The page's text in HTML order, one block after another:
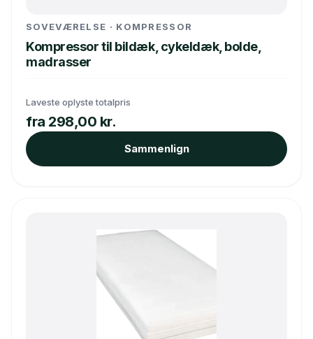
SOVEVÆRELSE · KOMPRESSOR
Kompressor til bildæk, cykeldæk, bolde,
madrasser
Laveste oplyste totalpris
fra 298,00 kr.
Sammenlign